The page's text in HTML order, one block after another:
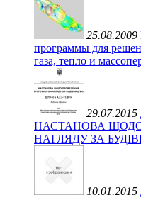
25.08.2009
программы для
газа, тепло и
29.07.2015
НАСТАНОВА
НАГЛЯДУ ЗА
10.01.2015